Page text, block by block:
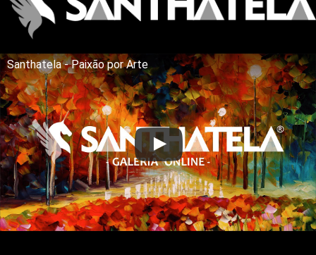
Santhatela - Paixão por Arte